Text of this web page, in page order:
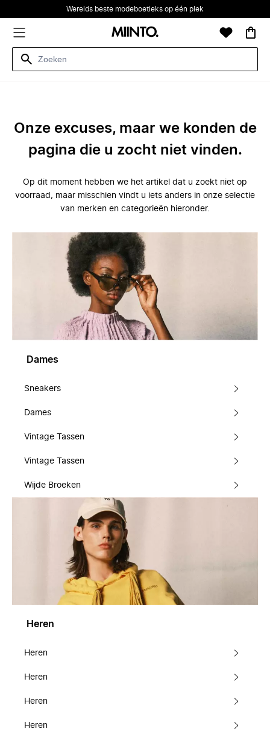
Werelds beste modeboetieks op één plek
Onze excuses, maar we konden de
pagina die u zocht niet vinden.
Op dit moment hebben we het artikel dat u zoekt niet op
voorraad, maar misschien vindt u iets anders in onze selectie
van merken en categorieën hieronder.
Dames
Sneakers
Dames
Vintage Tassen
Vintage Tassen
Wijde Broeken
Heren
Heren
Heren
Heren
Heren